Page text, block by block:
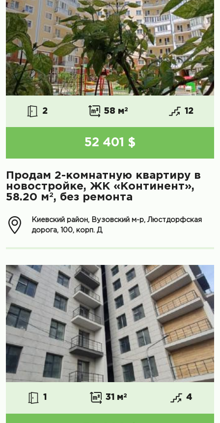
2 58 м2 12
52 401 $
Продам 2-комнатную квартиру в
новостройке, ЖК «Континент»,
58.20 м2, без ремонта
Киевский район, Вузовский м-р, Люстдорфская
дорога, 100, корп. Д
1 31 м2 4